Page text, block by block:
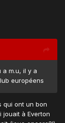
m.u, il y a
européens
qui ont un bon
jouait à Everton